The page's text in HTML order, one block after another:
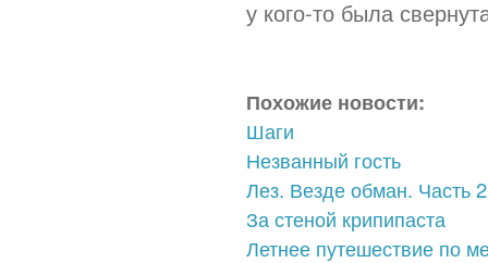
у кого-то была
Похожие новости:
Шаги
Незванный гость
Лез. Везде обман. Часть 2
За стеной крипипаста
Летнее путешествие по